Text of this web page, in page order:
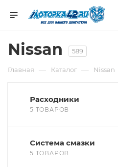
Nissan 589
Главная — Каталог — Nissan
Расходники
5 ТОВАРОВ
Система смазки
5 ТОВАРОВ